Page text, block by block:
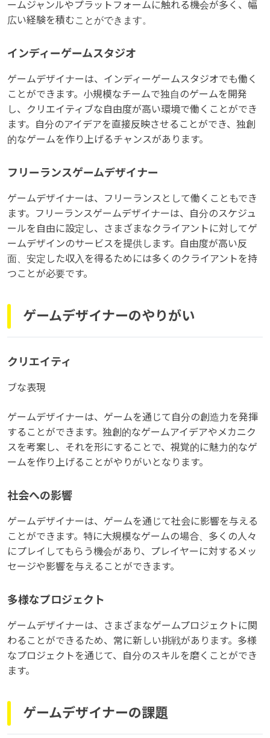
ームジャンルやプラットフォームに触れる機会が多く、幅
広い経験を積むことができます。
インディーゲームスタジオ
ゲームデザイナーは、インディーゲームスタジオでも働く
ことができます。小規模なチームで独自のゲームを開発
し、クリエイティブな自由度が高い環境で働くことができ
ます。自分のアイデアを直接反映させることができ、独創
的なゲームを作り上げるチャンスがあります。
フリーランスゲームデザイナー
ゲームデザイナーは、フリーランスとして働くこともでき
ます。フリーランスゲームデザイナーは、自分のスケジュ
ールを自由に設定し、さまざまなクライアントに対してゲ
ームデザインのサービスを提供します。自由度が高い反
面、安定した収入を得るためには多くのクライアントを持
つことが必要です。
ゲームデザイナーのやりがい
クリエイティ
ブな表現
ゲームデザイナーは、ゲームを通じて自分の創造力を発揮
することができます。独創的なゲームアイデアやメカニク
スを考案し、それを形にすることで、視覚的に魅力的なゲ
ームを作り上げることがやりがいとなります。
社会への影響
ゲームデザイナーは、ゲームを通じて社会に影響を与える
ことができます。特に大規模なゲームの場合、多くの人々
にプレイしてもらう機会があり、プレイヤーに対するメッ
セージや影響を与えることができます。
多様なプロジェクト
ゲームデザイナーは、さまざまなゲームプロジェクトに関
わることができるため、常に新しい挑戦があります。多様
なプロジェクトを通じて、自分のスキルを磨くことができ
ます。
ゲームデザイナーの課題